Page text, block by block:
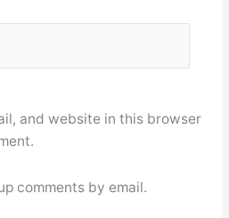
and website in this browser
comments by email.